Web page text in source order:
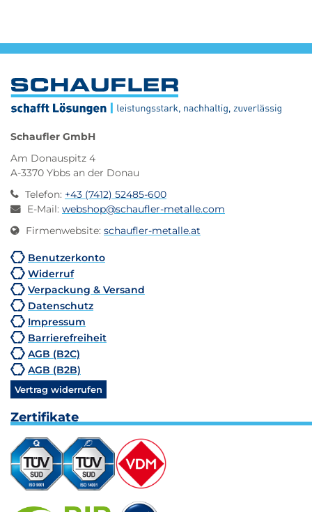
Schaufler GmbH
Am Donauspitz 4
A-3370 Ybbs an der Donau
Telefon: +43 (7412) 52485-600
E-Mail: webshop@schaufler-metalle.com
Firmenwebsite: schaufler-metalle.at
Benutzerkonto
Widerruf
Verpackung & Versand
Datenschutz
Impressum
Barrierefreiheit
AGB (B2C)
AGB (B2B)
Vertrag widerrufen
Zertifikate